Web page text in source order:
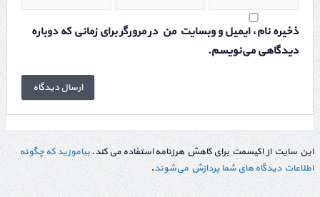
ذخیره نام، ایمیل و وبسایت من در مرورگر برای زمانی که دوباره
دیدگاهی می‌نویسم.
این سایت از اکیسمت برای کاهش هرزنامه استفاده می کند. بیاموزید که چگونه
اطلاعات دیدگاه های شما پردازش می‌شوند.